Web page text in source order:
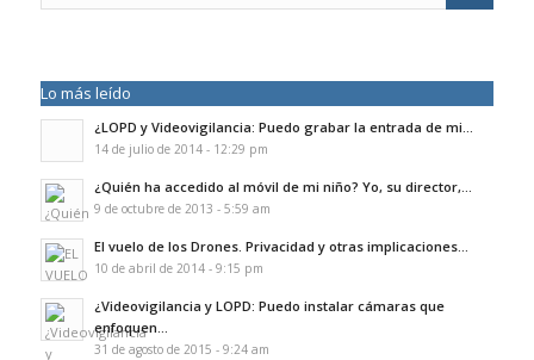
Lo más leído
¿LOPD y Videovigilancia: Puedo grabar la entrada de mi...
14 de julio de 2014 - 12:29 pm
¿Quién ha accedido al móvil de mi niño? Yo, su director,...
9 de octubre de 2013 - 5:59 am
El vuelo de los Drones. Privacidad y otras implicaciones...
10 de abril de 2014 - 9:15 pm
¿Videovigilancia y LOPD: Puedo instalar cámaras que
enfoquen...
31 de agosto de 2015 - 9:24 am